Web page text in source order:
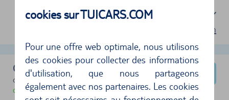
cookies sur TUICARS.COM
Pour une offre web optimale, nous utilisons
des cookies pour collecter des informations
d'utilisation, que nous partageons
également avec nos partenaires. Les cookies
Sélectionnez un forfait
Conditions d'utilisation
CUPRA Leon
ou similaire (Groupe D)
disponible immédiatement